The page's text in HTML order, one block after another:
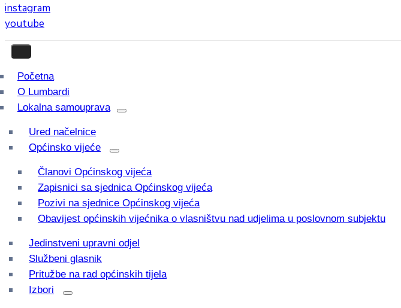
instagram
youtube
Početna
O Lumbardi
Lokalna samouprava
Ured načelnice
Općinsko vijeće
Članovi Općinskog vijeća
Zapisnici sa sjednica Općinskog vijeća
Pozivi na sjednice Općinskog vijeća
Obavijest općinskih vijećnika o vlasništvu nad udjelima u poslovnom subjektu
Jedinstveni upravni odjel
Službeni glasnik
Pritužbe na rad općinskih tijela
Izbori